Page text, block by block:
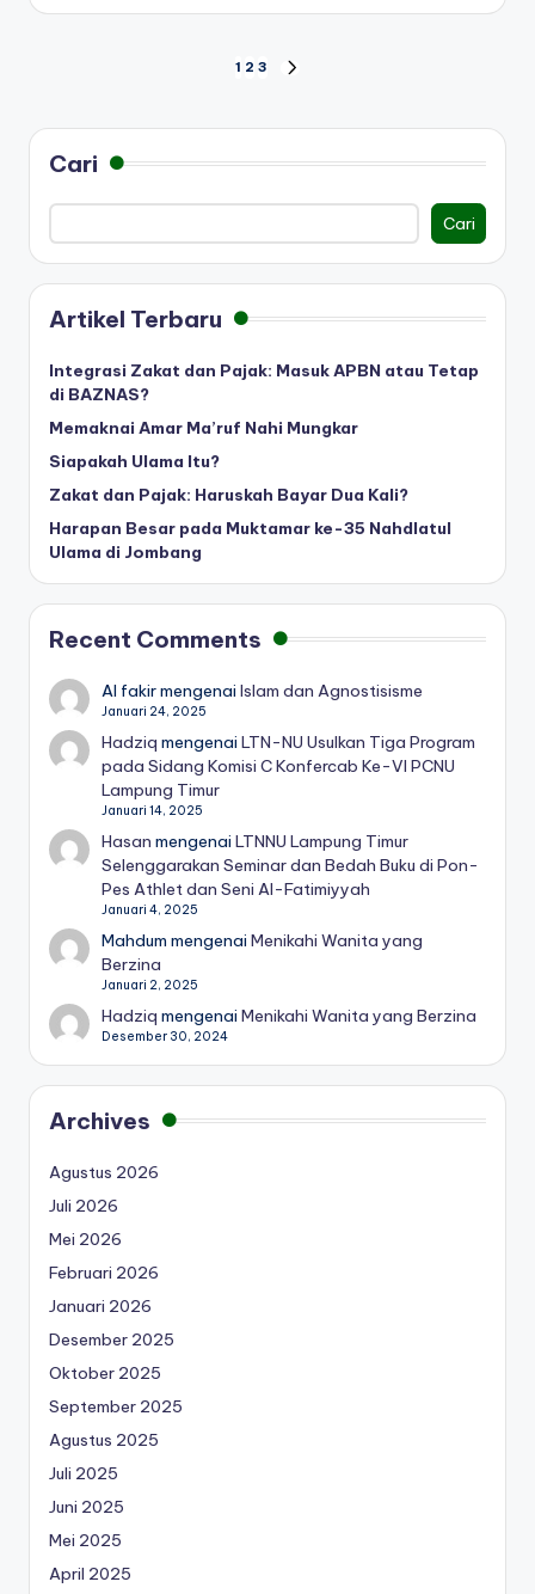
pos
1 2 3
Cari
Cari
Artikel Terbaru
Integrasi Zakat dan Pajak: Masuk APBN atau Tetap
di BAZNAS?
Memaknai Amar Ma’ruf Nahi Mungkar
Siapakah Ulama Itu?
Zakat dan Pajak: Haruskah Bayar Dua Kali?
Harapan Besar pada Muktamar ke-35 Nahdlatul
Ulama di Jombang
Recent Comments
Al fakirmengenaiIslam dan Agnostisisme
Januari 24, 2025
Hadziq mengenaiLTN-NU Usulkan Tiga Program
pada Sidang Komisi C Konfercab Ke-VI PCNU
Lampung Timur
Januari 14, 2025
Hasan mengenaiLTNNU Lampung Timur
Selenggarakan Seminar dan Bedah Buku di Pon-
Pes Athlet dan Seni Al-Fatimiyyah
Januari 4, 2025
Mahdum mengenaiMenikahi Wanita yang
Berzina
Januari 2, 2025
Hadziq mengenaiMenikahi Wanita yang Berzina
Desember 30, 2024
Archives
Agustus 2026
Juli 2026
Mei 2026
Februari 2026
Januari 2026
Desember 2025
Oktober 2025
September 2025
Agustus 2025
Juli 2025
Juni 2025
Mei 2025
April 2025